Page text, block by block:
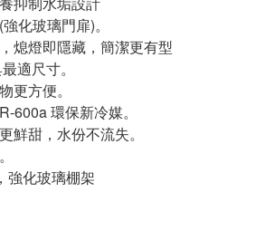
化玻璃門扉)。
熄燈即隱藏，簡潔更有型
適尺寸。
更方便。
600a 環保新冷媒。
鮮甜，水份不流失。
強化玻璃棚架